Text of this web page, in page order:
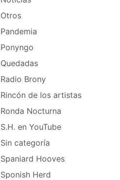
Otros
Pandemia
Ponyngo
Quedadas
Radio Brony
Rincón de los artistas
Ronda Nocturna
S.H. en YouTube
Sin categoría
Spaniard Hooves
Sponish Herd